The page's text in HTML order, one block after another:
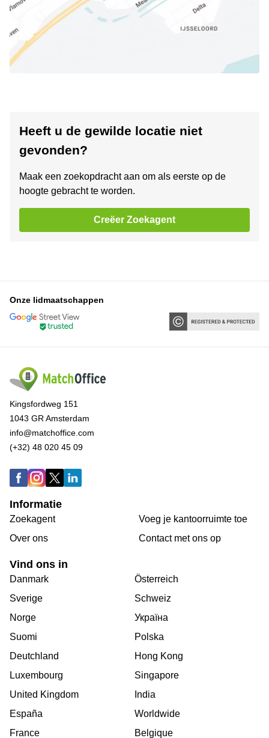
Heeft u de gewilde locatie niet
gevonden?
Maak een zoekopdracht aan om als eerste op de
hoogte gebracht te worden.
Creëer Zoekagent
Onze lidmaatschappen
Kingsfordweg 151
1043 GR Amsterdam
info@matchoffice.com
(+32) 48 020 45 09
Informatie
Zoekagent
Over ons
Voeg je kantoorruimte toe
Сontact met ons op
Vind ons in
Danmark
Sverige
Norge
Suomi
Deutchland
Luxembourg
United Kingdom
España
France
Österreich
Schweiz
Україна
Polska
Hong Kong
Singapore
India
Worldwide
Belgique